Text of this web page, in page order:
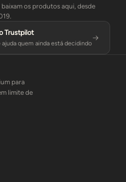
baixam os produtos aqui, desde
Trustpilot
quem ainda está decidindo
para
limite de